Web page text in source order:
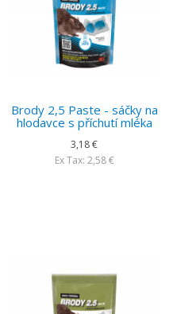
Brody 2,5 Paste - sáčky na
hlodavce s příchutí mléka
3,18 €
Ex Tax: 2,58 €